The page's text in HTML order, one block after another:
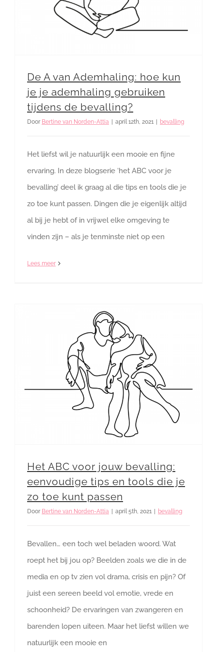
De A van Ademhaling: hoe kun
je je ademhaling gebruiken
tijdens de bevalling?
Door Bertine van Norden-Attia april 12th, 2021 bevalling
Het liefst wil je natuurlijk een mooie en fijne
ervaring. In deze blogserie ‘het ABC voor je
bevalling’ deel ik graag al die tips en tools die je
zo toe kunt passen. Dingen die je eigenlijk altijd
al bij je hebt of in vrijwel elke omgeving te
vinden zijn – als je tenminste niet op een
Lees meer
Het ABC voor jouw bevalling:
eenvoudige tips en tools die je
zo toe kunt passen
Door Bertine van Norden-Attia april 5th, 2021 bevalling
Bevallen… een toch wel beladen woord. Wat
roept het bij jou op? Beelden zoals we die in de
media en op tv zien vol drama, crisis en pijn? Of
juist een sereen beeld vol emotie, vrede en
schoonheid? De ervaringen van zwangeren en
barenden lopen uiteen. Maar het liefst willen we
natuurlijk een mooie en